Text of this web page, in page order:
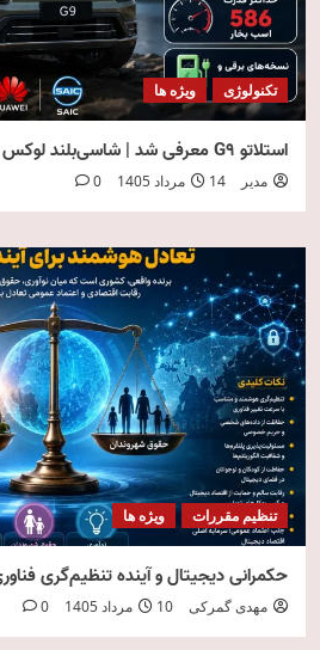
تکنولوژی ویژه ها
استلاتو G9 معرفی شد | شاسی‌بلند لوکس هواوی با برد ۱۳۶۶ کیلومتر
مدیر 14 مرداد 1405 0
تنظیم مقررات ویژه ها
حکمرانی دیجیتال و آینده تنظیم‌گری
مهدی گمرکی 10 مرداد 1405 0